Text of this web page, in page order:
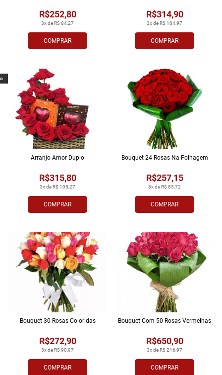
COMPRAR
3x de R$ 84,27
R$252,80
COMPRAR
3x de R$ 104,97
R$314,90
COMPRAR
3x de R$ 105,27
R$315,80
Arranjo Amor Duplo
COMPRAR
3x de R$ 85,72
R$257,15
Bouquet 24 Rosas Na Folhagem
COMPRAR
3x de R$ 90,97
R$272,90
Bouquet 30 Rosas Coloridas
COMPRAR
3x de R$ 216,97
R$650,90
Bouquet Com 50 Rosas Vermelhas